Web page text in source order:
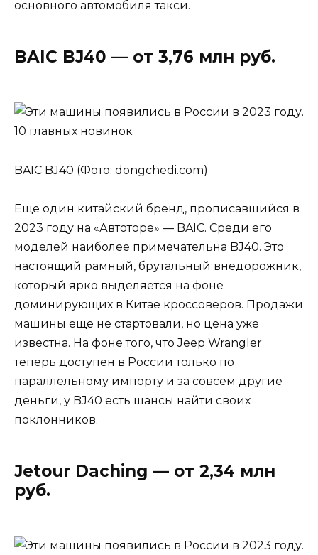
основного автомобиля такси.
BAIC BJ40 — от 3,76 млн руб.
BAIC BJ40 (Фото: dongchedi.com)
Еще один китайский бренд, прописавшийся в
2023 году на «Автоторе» — BAIC. Среди его
моделей наиболее примечательна BJ40. Это
настоящий рамный, брутальный внедорожник,
который ярко выделяется на фоне
доминирующих в Китае кроссоверов. Продажи
машины еще не стартовали, но цена уже
известна. На фоне того, что Jeep Wrangler
теперь доступен в России только по
параллельному импорту и за совсем другие
деньги, у BJ40 есть шансы найти своих
поклонников.
Jetour Daching — от 2,34 млн
руб.